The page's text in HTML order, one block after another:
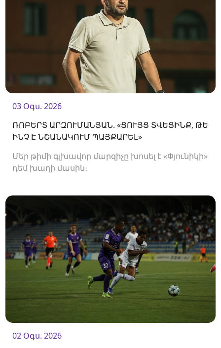
03 Օգս. 2026
ՌՈԲԵՐՏ ԱՐԶՈՒՄԱՆՅԱՆ. «ՑՈՒՅՑ ՏՎԵՑԻՆՔ, ԹԵ
ԻՆՉ Է ՆՇԱՆԱԿՈՒՄ ՊԱՅՔԱՐԵԼ»
Մեր թիմի գլխավոր մարզիչը խոսել է «Փյունիկի»
դեմ խաղի մասին։
02 Օգս. 2026